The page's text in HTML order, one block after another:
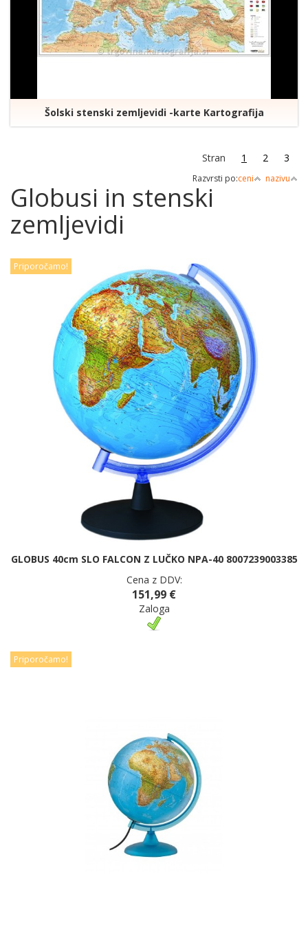
Šolski stenski zemljevidi -karte Kartografija
Stran 1 2 3
Razvrsti po:ceni nazivu
Globusi in stenski
zemljevidi
Priporočamo!
GLOBUS 40cm SLO FALCON Z LUČKO NPA-40 8007239003385
Cena z DDV:
151,99 €
Zaloga
Priporočamo!